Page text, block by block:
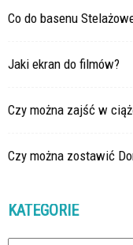
Co do basenu
Jaki ekran do filmów?
Czy można zajść w
Czy można zostawić
KATEGORIE
Kategorie